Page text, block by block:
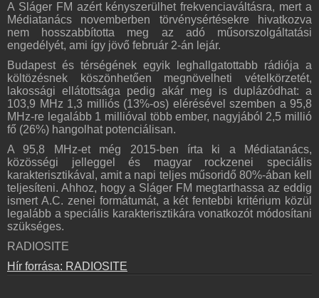
A Sláger FM azért kényszerülhet frekvenciaváltásra, mert a
Médiatanács novemberben törvénysértésekre hivatkozva
nem hosszabbította meg az adó műsorszolgáltatási
engedélyét, ami így jövő február 2-án lejár.
Budapest és térségének egyik leghallgatottabb rádiója a
költözésnek köszönhetően megnövelheti vételkörzetét,
lakossági ellátottsága pedig akár meg is duplázódhat: a
103,9 MHz 1,3 milliós (13%-os) elérésével szemben a 95,8
MHz-re legalább 1 millióval több ember, nagyjából 2,5 millió
fő (26%) hangolhat potenciálisan.
A 95,8 MHz-et még 2015-ben írta ki a Médiatanács,
közösségi jelleggel és magyar rockzenei speciális
karakterisztikával, amit a napi teljes műsoridő 80%-ában kell
teljesíteni. Ahhoz, hogy a Sláger FM megtarthassa az eddig
ismert A.C. zenei formátumát, a két fentebbi kritérium közül
legalább a speciális karakterisztikára vonatkozót módosítani
szükséges.
RADIOSITE
Hír forrása: RADIOSITE